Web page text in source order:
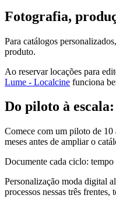
Fotografia,
Para catálogos
produto.
Ao reservar locações para
Lume - Localcine funciona
Do piloto à
Comece com um piloto de 10
meses antes de ampliar o
Documente cada ciclo: tempo
Personalização moda digital
processos nessas três